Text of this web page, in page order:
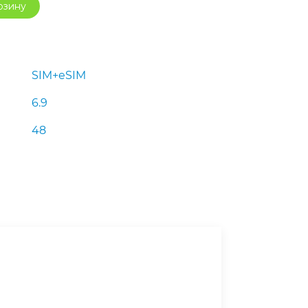
990 ₽.
SIM+eSIM
6.9
48